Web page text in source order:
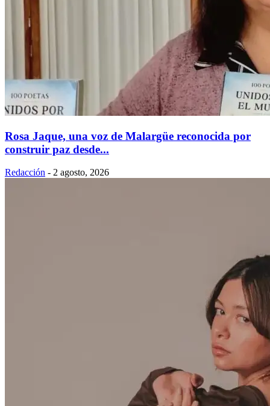
Rosa Jaque, una voz de Malargüe reconocida por
construir paz desde...
Redacción - 2 agosto, 2026